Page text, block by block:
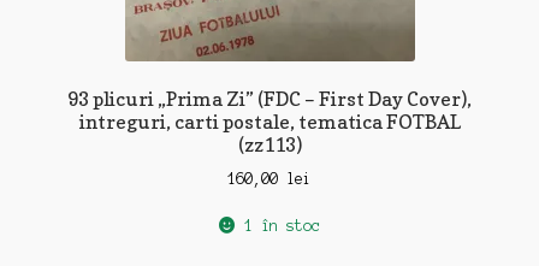
93 plicuri „Prima Zi” (FDC – First Day Cover),
intreguri, carti postale, tematica FOTBAL
(zz113)
160,00 lei
1 în stoc